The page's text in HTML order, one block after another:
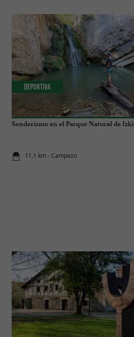
Senderismo en el Parque Natural de Izki
11,1 km - Campezo
Deportiva